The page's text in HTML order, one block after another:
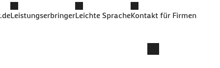
LeistungserbringerLeichte SpracheKontakt für Firmen